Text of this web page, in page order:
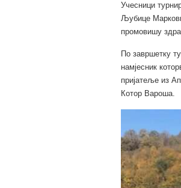
Учесници
Љубице
промовишу
По завршетку
намјесник
пријатеље из
Котор Вароша.